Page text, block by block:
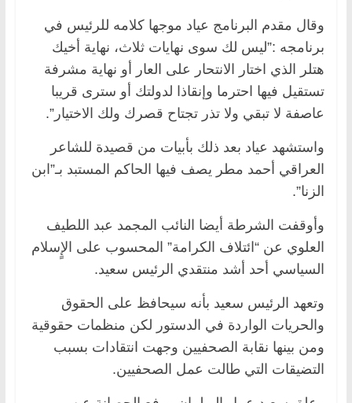
وقال مقدم البرنامج عياد موجها كلامه للرئيس في
برنامجه :”ليس لك سوى نهايات ثلاث، نهاية أخيك
هتلر الذي اختار الانتحار على العار أو نهاية مشرفة
تستقيل فيها احترما وإنقاذا لدولتك أو سترى قريبا
عاصفة لا تبقي ولا تذر تجتاح قصرك ولك الاختيار”.
واستشهد عياد بعد ذلك بأبيات من قصيدة للشاعر
العراقي أحمد مطر يصف فيها الحاكم المستبد بـ”ابن
الزنا”.
وأوقفت الشرطة أيضا النائب المجمد عبد اللطيف
العلوي عن “ائتلاف الكرامة” المحسوب على الإٍسلام
السياسي أحد أشد منتقدي الرئيس سعيد.
وتعهد الرئيس سعيد بأنه سيحافظ على الحقوق
والحريات الواردة في الدستور لكن منظمات حقوقية
ومن بينها نقابة الصحفيين وجهت انتقادات بسبب
التضيقات التي طالت عمل الصحفيين.